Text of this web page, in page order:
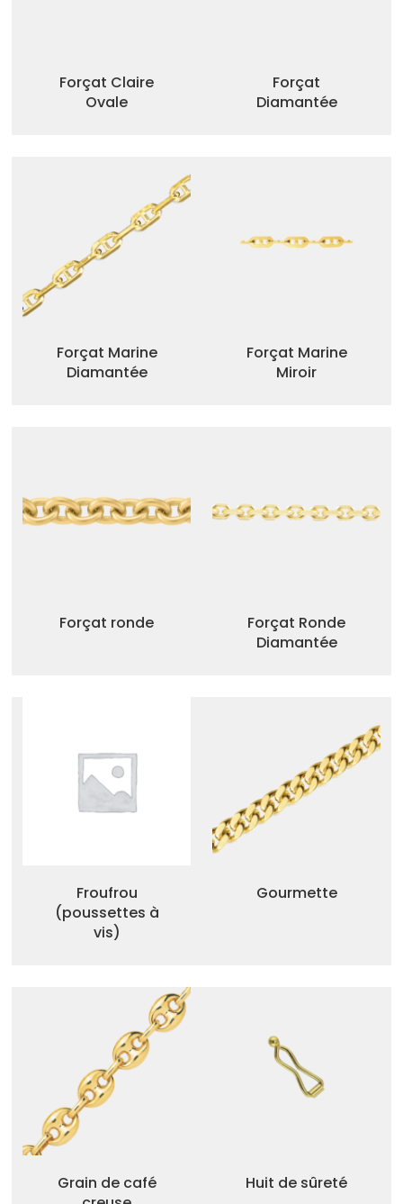
Forçat Claire
Ovale
Forçat
Diamantée
Forçat Marine
Diamantée
Forçat Marine
Miroir
Forçat ronde
Forçat Ronde
Diamantée
Froufrou
(poussettes à
vis)
Gourmette
Grain de café
Huit de sûreté